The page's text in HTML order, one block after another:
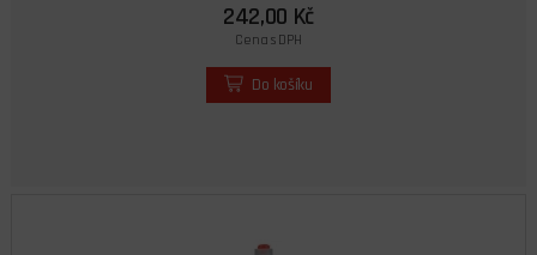
242,00 Kč
Cena s DPH
Do košíku